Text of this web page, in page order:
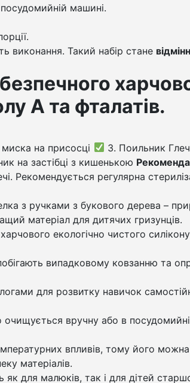
машині.
виконання. Такий набір стане
А та фталатів.
на присосці 3. Поильник
на застібці з кишенькою
Рекомендується регулярна
з ручками з букового дерева –
матеріал для дитячих гризунців.
екологічно чистого
випадковому ковзанню та
для розвитку навичок
очищується вручну або в
впливів, тому його
матеріалів.
як для малюків, так і для дітей